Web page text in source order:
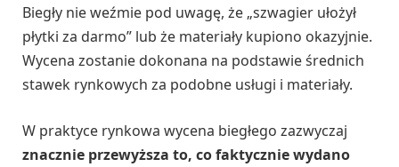
Biegły nie weźmie pod uwagę, że „szwagier ułożył
płytki za darmo” lub że materiały kupiono okazyjnie.
Wycena zostanie dokonana na podstawie średnich
stawek rynkowych za podobne usługi i materiały.
W praktyce rynkowa wycena biegłego zazwyczaj
znacznie przewyższa to, co faktycznie wydano